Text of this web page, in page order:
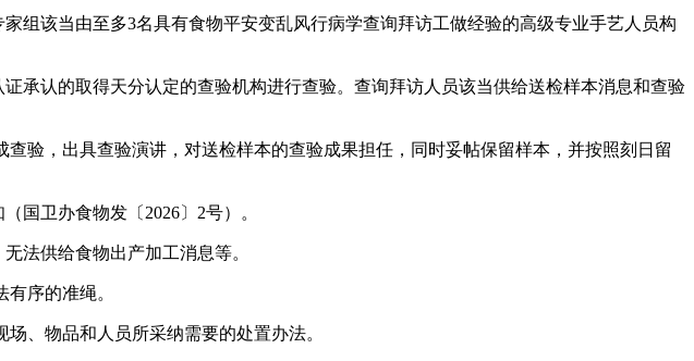
该当由至多3名具有食物平安变乱风行病学查询拜访工做经验的高级专业手艺人员构
认的取得天分认定的查验机构进行查验。查询拜访人员该当供给送检样本消息和查验
，出具查验演讲，对送检样本的查验成果担任，同时妥帖保留样本，并按照刻日留
卫办食物发〔2026〕2号）。
法供给食物出产加工消息等。
序的准绳。
、物品和人员所采纳需要的处置办法。